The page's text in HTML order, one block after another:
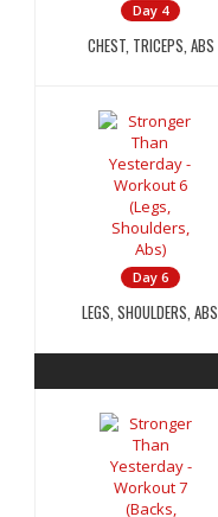
Day 4
CHEST, TRICEPS, ABS
Day 6
LEGS, SHOULDERS, ABS